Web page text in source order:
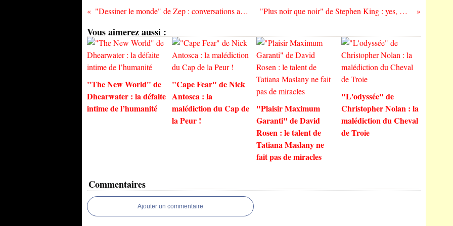
"Dessiner le monde" de Zep : conversations avec Romain Brethes… "Plus noir que noir" de Stephen King : yes, we « want » it darker !
Vous aimerez aussi :
"The New World" de
Dhearwater : la défaite
intime de l’humanité
"Cape Fear" de Nick
Antosca : la
malédiction du Cap de
la Peur !
"Plaisir Maximum
Garanti" de David
Rosen : le talent de
Tatiana Maslany ne
fait pas de miracles
"L'odyssée" de
Christopher Nolan : la
malédiction du Cheval
de Troie
Commentaires
Ajouter un commentaire